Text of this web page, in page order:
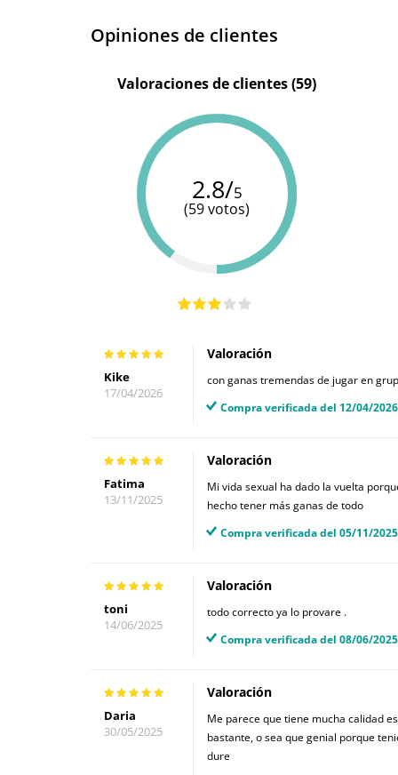
Opiniones de clientes
Valoraciones de clientes (59)
2.8/5
(59 votos)
Kike
17/04/2026
Valoración
con ganas tremendas de jugar en
Compra verificada del 12/04/2026
Fatima
13/11/2025
Valoración
Mi vida sexual ha dado la vuelta
hecho tener más ganas de todo
Compra verificada del 05/11/2025
toni
14/06/2025
Valoración
todo correcto ya lo provare .
Compra verificada del 08/06/2025
Daria
30/05/2025
Valoración
Me parece que tiene mucha calidad
bastante, o sea que genial porque
dure